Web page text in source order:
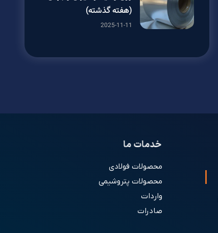
(هفته گذشته)
2025-11-11
خدمات ما
محصولات فولادی
محصولات پتروشیمی
واردات
صادرات